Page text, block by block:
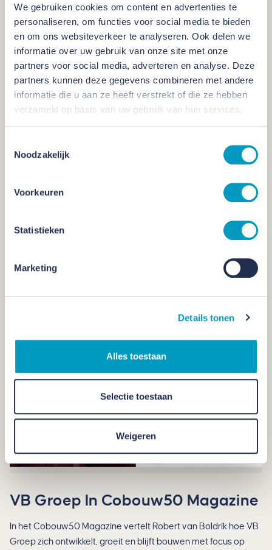
We gebruiken cookies om content en advertenties te
personaliseren, om functies voor social media te bieden
en om ons websiteverkeer te analyseren. Ook delen we
informatie over uw gebruik van onze site met onze
partners voor social media, adverteren en analyse. Deze
partners kunnen deze gegevens combineren met andere
informatie die u aan ze heeft verstrekt of die ze hebben
verzameld op basis van uw gebruik van hun services.
Noodzakelijk
Voorkeuren
Statistieken
Marketing
Details tonen
Alles toestaan
Selectie toestaan
Weigeren
spreken de taal van relaties en opdrachtgevers en blijven dicht
bij de samenleving. Tegelijk geeft onze schaalgrootte ons de
ruimte om als groep te blijven investeren in innovatie, kwaliteit
en kennisdeling – zodat we in elke regio snel kunnen schakelen
Het speelveld waarin wij als ontwikkel- en bouwpartner
opereren blijft in beweging. Juist daarom houden we vast aan
betrouwbaar voor onze opdrachtgevers. Met mooie projecten
vertrouwen vooruit.
VB Groep In Cobouw50 Magazine
In het Cobouw50 Magazine vertelt Robert van Boldrik hoe VB
Groep zich ontwikkelt, groeit en blijft bouwen met focus op